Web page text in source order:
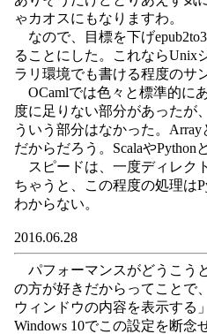
ゃカオスにもなりますわ。
なので、目標を下げ
ることにした。これならUnix
ラリ環境でも書ける程度のサ
OCamlでは色々と標準的に
度に足りない部分があったが
ういう部分はなかった。Array
だからだろう。ScalaやPython
スピードは、一度ディレク
ちゃうと、この程度の処理は
わからない。
2016.06.28
パフォーマンスがどうこう
の方が好きだからってことで
ウィンドウの内容を表示する
Windows 10でこの設定を断念